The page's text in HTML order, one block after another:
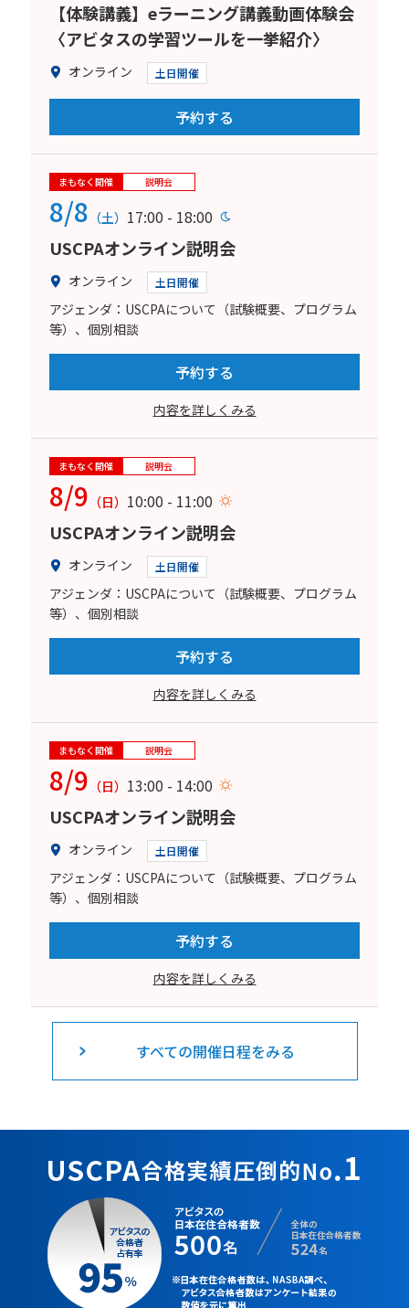
【体験講義】eラーニング講義動画体験会
〈アビタスの学習ツールを一挙紹介〉
オンライン 土日開催
予約する
まもなく開催 説明会
8/8 （土） 17:00 - 18:00
USCPAオンライン説明会
オンライン 土日開催
アジェンダ：USCPAについて（試験概要、プログラム
等）、個別相談
予約する
内容を詳しくみる
まもなく開催 説明会
8/9 （日） 10:00 - 11:00
USCPAオンライン説明会
オンライン 土日開催
アジェンダ：USCPAについて（試験概要、プログラム
等）、個別相談
予約する
内容を詳しくみる
まもなく開催 説明会
8/9 （日） 13:00 - 14:00
USCPAオンライン説明会
オンライン 土日開催
アジェンダ：USCPAについて（試験概要、プログラム
等）、個別相談
予約する
内容を詳しくみる
すべての開催日程をみる